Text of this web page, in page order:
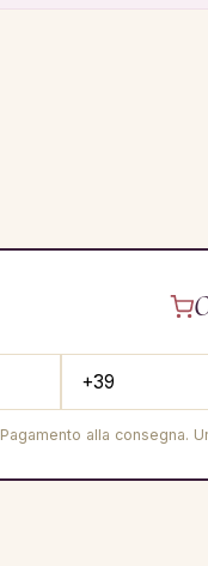
Pagamento alla consegna.